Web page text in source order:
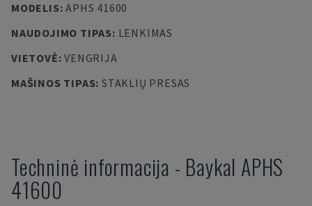
MODELIS:APHS 41600
NAUDOJIMO TIPAS: LENKIMAS
VIETOVĖ:VENGRIJA
MAŠINOS TIPAS: STAKLIŲ PRESAS
Techninė informacija - Baykal APHS
41600